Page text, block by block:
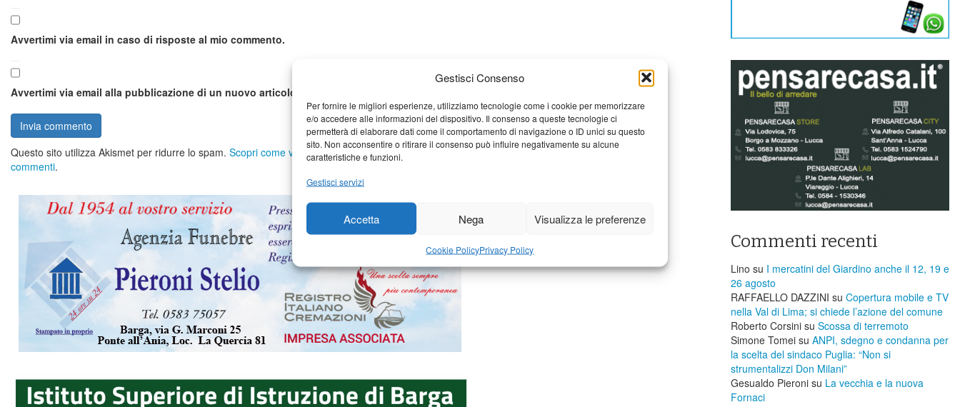
Gestisci Consenso
Per fornire le migliori esperienze, utilizziamo tecnologie come i cookie per memorizzare
e/o accedere alle informazioni del dispositivo. Il consenso a queste tecnologie ci
permetterà di elaborare dati come il comportamento di navigazione o ID unici su questo
sito. Non acconsentire o ritirare il consenso può influire negativamente su alcune
caratteristiche e funzioni.
Gestisci servizi
Accetta Nega Visualizza le preferenze
Cookie PolicyPrivacy Policy
Avvertimi via email in caso di risposte al mio commento.
Avvertimi via email alla pubblicazione di un nuovo articolo.
Questo sito utilizza Akismet per ridurre lo spam. Scopri come vengono elaborati i dati derivati dai
commenti.
Commenti recenti
Lino su I mercatini del Giardino anche il 12, 19 e
26 agosto
RAFFAELLO DAZZINI su ​Copertura mobile e TV
nella Val di Lima; si chiede l’azione del comune
Roberto Corsini su Scossa di terremoto
Simone Tomei su ANPI, sdegno e condanna per
la scelta del sindaco Puglia: “Non si
strumentalizzi Don Milani”
Gesualdo Pieroni su La vecchia e la nuova
Fornaci